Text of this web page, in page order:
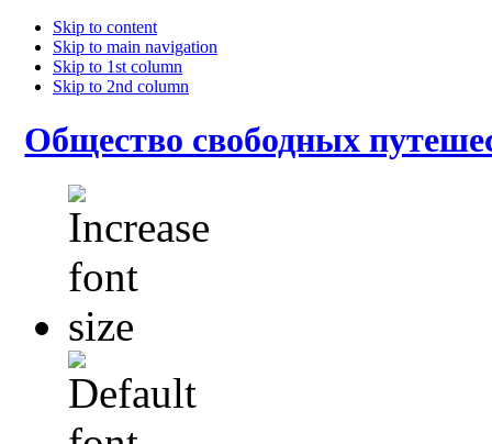
Skip to content
Skip to main navigation
Skip to 1st column
Skip to 2nd column
Общество свободных